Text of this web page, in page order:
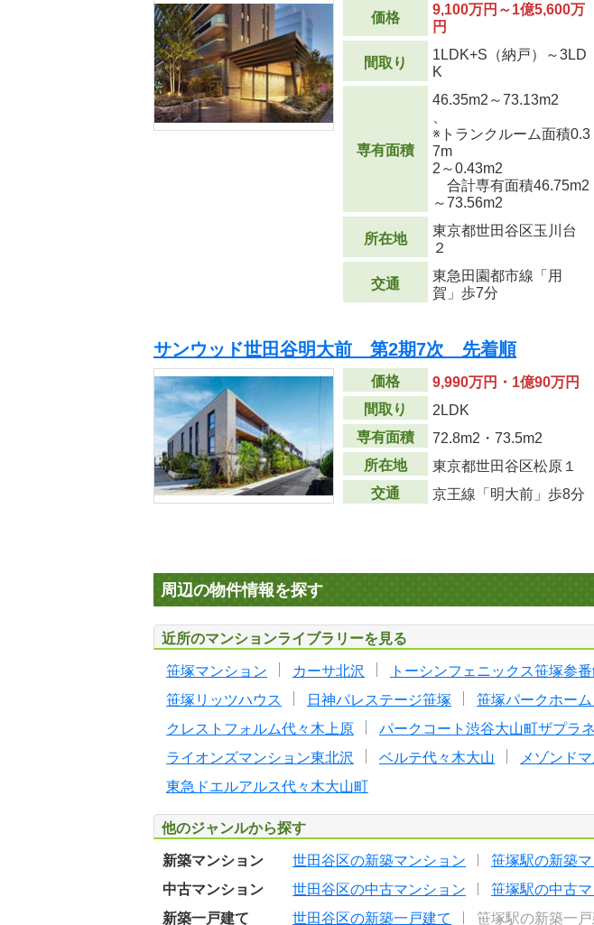
価格
9,100万円～1億5,600万
円
間取り
1LDK+S（納戸）～3LD
K
専有面積
46.35m2 ～73.13m2
※トランクルーム面積0.3
7m
2 ～0.43m2
合計専有面積46.75m2
～73.56m2
所在地
東京都世田谷区玉川台
２
交通
東急田園都市線「用
賀」歩7分
サンウッド世田谷明大前 第2期7次 先着順
価格
9,990万円・1億90万円
間取り
2LDK
専有面積
72.8m2 ・73.5m2
所在地
東京都世田谷区松原１
交通
京王線「明大前」歩8分
周辺の物件情報を探す
近所のマンションライブラリーを見る
笹塚マンション カーサ北沢 トーシンフェニックス笹塚参
笹塚リッツハウス
日神パレステージ笹塚 笹塚パークホー
クレストフォルム代々木上原
パークコート渋谷大山町ザプラ
ライオンズマンション東北沢
ベルテ代々木大山 メゾンド
東急ドエルアルス代々木大山町
他のジャンルから探す
新築マンション 世田谷区の新築マンション
笹塚駅の新築
中古マンション
世田谷区の中古マンション
笹塚駅の中古
新築一戸建て
世田谷区の新築一戸建て
笹塚駅の新築一戸